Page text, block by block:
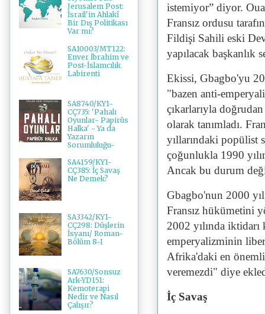
istemiyor” diyor.
Fransız ordusu
Fildişi Sahili eski
yapılacak başkanlık
Ekissi, Gbagbo'yu
"bazen anti-
çıkarlarıyla
olarak tanımladı.
yıllarındaki popülist
çoğunlukla 1990
Ancak bu durum
Gbagbo'nun 2000
Fransız hükümetini
2002 yılında
emperyalizminin
Afrika'daki en
veremezdi" diye
İç Savaş
Jerusalem Post:
İsrail'in Ahlakî
Bir Dış Politikası
Var mı?
SA10003/MT122:
Enver İbrahim ve
Post-İslamcılık
Labirenti
SA8740/KY1-
CÇ735: 'Pahalı
Oyunlar- Papirüs
Halka' - Ya da
Yazarın
Sorumluluğu-
SA4159/KY1-
CÇ385: İç Savaş
Ne Demek?
SA3342/KY1-
CÇ298: Düşlerin
İsyanı/ Roman-
Bölüm 8-I
SA7630/Sonsuz
Ark-YD151:
Kemoterapi
Nedir ve Nasıl
Çalışır?